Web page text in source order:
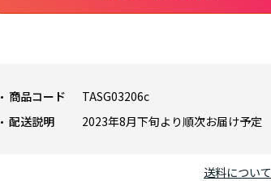
商品コード
TASG03206c
配送説明
2023年8月下旬より順次お届け予定
送料について